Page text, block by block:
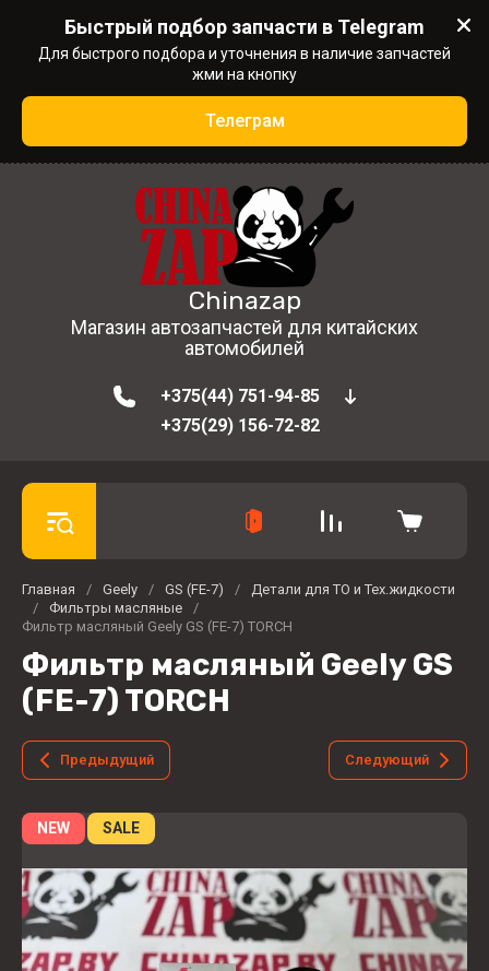
Быстрый подбор запчасти в Telegram
Для быстрого подбора и уточнения в наличие запчастей
жми на кнопку
Телеграм
Chinazap
Магазин автозапчастей для китайских
автомобилей
+375(44) 751-94-85
+375(29) 156-72-82
Главная / Geely / GS (FE-7) /
Детали для ТО и Тех.жидкости
/
Фильтры масляные
/
Фильтр масляный Geely GS (FE-7) TORCH
Фильтр масляный Geely GS
(FE-7) TORCH
Предыдущий Следующий
NEW SALE